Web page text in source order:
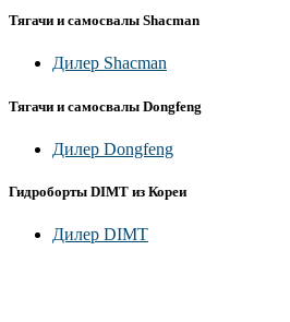
Тягачи и самосвалы Shacman
Дилер Shacman
Тягачи и самосвалы Dongfeng
Дилер Dongfeng
Гидроборты DIMT из Кореи
Дилер DIMT